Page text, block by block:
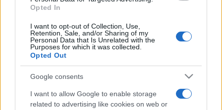
Opted In
I want to opt-out of Collection, Use,
Retention, Sale, and/or Sharing of my
Personal Data that Is Unrelated with the
Purposes for which it was collected.
Opted Out
Google consents
I want to allow Google to enable storage
related to advertising like cookies on web or
láthatók" - hangsúlyozta az államtitkár.
A Nemzetközi Kerámia Stúdió az 1970 és 1977 közötti
években jött létre és máig Magyarország egyik
legjelentősebb, folyamatosan működő alkotótelepe. A
műhelyt a kezdetektől 2011 végéig Probstner János
keramikusművész irányította. A műhely gyűjteményében 5
kontinens több mint 40 országból való művészek